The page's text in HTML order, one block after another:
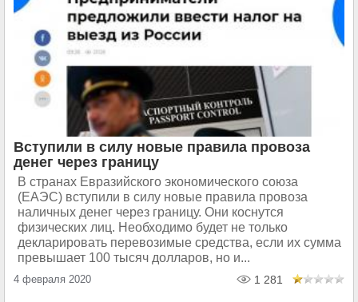
Вступили в силу новые правила провоза
денег через границу
В странах Евразийского экономического союза
(ЕАЭС) вступили в силу новые правила провоза
наличных денег через границу. Они коснутся
физических лиц. Необходимо будет не только
декларировать перевозимые средства, если их сумма
превышает 100 тысяч долларов, но и...
4 февраля 2020 1 281